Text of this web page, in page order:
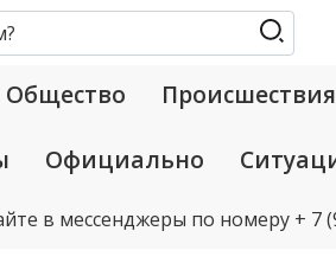
Общество Происшествия
Официально
в мессенджеры по номеру + 7